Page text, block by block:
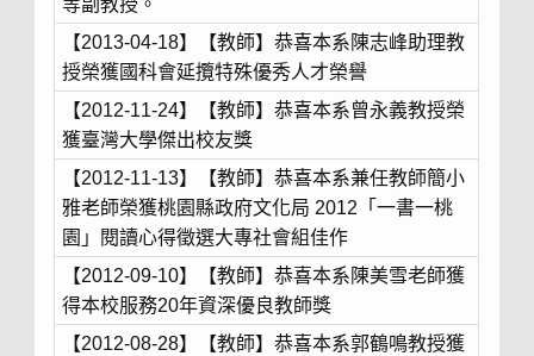
等副教授。
【2013-04-18】【教師】恭喜本系陳志峰助理教
授榮獲國科會延攬特殊優秀人才榮譽
【2012-11-24】【教師】恭喜本系曾永義教授榮
獲臺灣大學傑出校友獎
【2012-11-13】【教師】恭喜本系兼任教師簡小
雅老師榮獲桃園縣政府文化局 2012「一書一桃
園」閱讀心得徵選大專社會組佳作
【2012-09-10】【教師】恭喜本系陳美雪老師獲
得本校服務20年資深優良教師獎
【2012-08-28】【教師】恭喜本系郭鶴鳴教授獲